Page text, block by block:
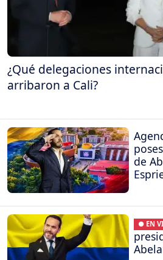
¿Qué delegaciones
arribaron a Cali?
de
● EN